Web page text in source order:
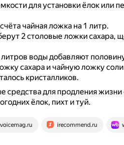
для установки ёлок или
чайная ложка на 1 литр.
2 столовые ложки сахара,
воды добавляют
сахара и чайную ложку
кристалликов.
средства для продления жизни
ёлок, пихт и туй.
irecommend.ru